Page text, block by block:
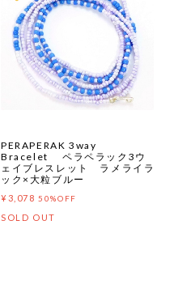
PERAPERAK 3way
Bracelet ペラペラック3ウ
ェイブレスレット ラメライラ
ック×大粒ブルー
¥3,078 50%OFF
SOLD OUT